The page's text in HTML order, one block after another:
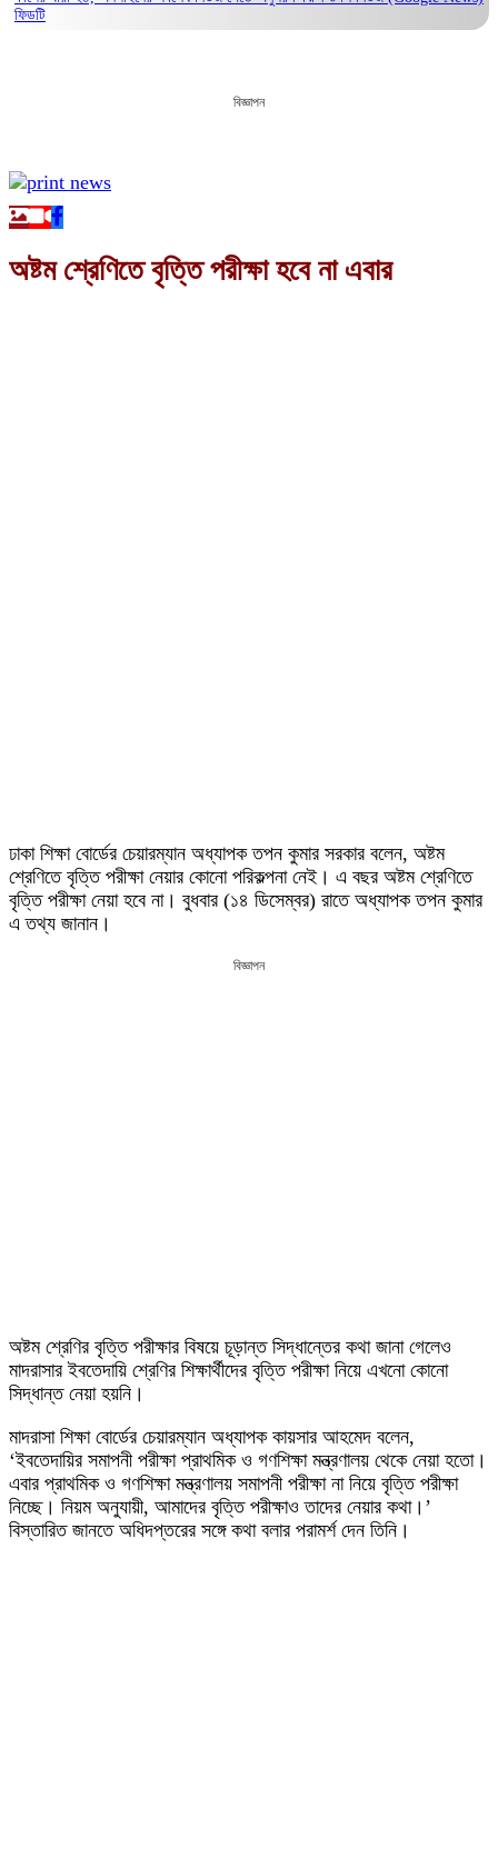
ফিডটি
বিজ্ঞাপন
অষ্টম শ্রেণিতে বৃত্তি পরীক্ষা হবে না এবার
ঢাকা শিক্ষা বোর্ডের চেয়ারম্যান অধ্যাপক তপন কুমার সরকার বলেন, অষ্টম
শ্রেণিতে বৃত্তি পরীক্ষা নেয়ার কোনো পরিকল্পনা নেই। এ বছর অষ্টম শ্রেণিতে
বৃত্তি পরীক্ষা নেয়া হবে না। বুধবার (১৪ ডিসেম্বর) রাতে অধ্যাপক তপন কুমার
এ তথ্য জানান।
বিজ্ঞাপন
অষ্টম শ্রেণির বৃত্তি পরীক্ষার বিষয়ে চূড়ান্ত সিদ্ধান্তের কথা জানা গেলেও
মাদরাসার ইবতেদায়ি শ্রেণির শিক্ষার্থীদের বৃত্তি পরীক্ষা নিয়ে এখনো কোনো
সিদ্ধান্ত নেয়া হয়নি।
মাদরাসা শিক্ষা বোর্ডের চেয়ারম্যান অধ্যাপক কায়সার আহমেদ বলেন,
‘ইবতেদায়ির সমাপনী পরীক্ষা প্রাথমিক ও গণশিক্ষা মন্ত্রণালয় থেকে নেয়া হতো।
এবার প্রাথমিক ও গণশিক্ষা মন্ত্রণালয় সমাপনী পরীক্ষা না নিয়ে বৃত্তি পরীক্ষা
নিচ্ছে। নিয়ম অনুযায়ী, আমাদের বৃত্তি পরীক্ষাও তাদের নেয়ার কথা।’
বিস্তারিত জানতে অধিদপ্তরের সঙ্গে কথা বলার পরামর্শ দেন তিনি।